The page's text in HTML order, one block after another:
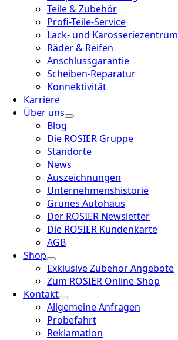
Teile & Zubehör
Profi-Teile-Service
Lack- und Karosseriezentrum
Räder & Reifen
Anschlussgarantie
Scheiben-Reparatur
Konnektivität
Karriere
Über uns
Blog
Die ROSIER Gruppe
Standorte
News
Auszeichnungen
Unternehmenshistorie
Grünes Autohaus
Der ROSIER Newsletter
Die ROSIER Kundenkarte
AGB
Shop
Exklusive Zubehör Angebote
Zum ROSIER Online-Shop
Kontakt
Allgemeine Anfragen
Probefahrt
Reklamation